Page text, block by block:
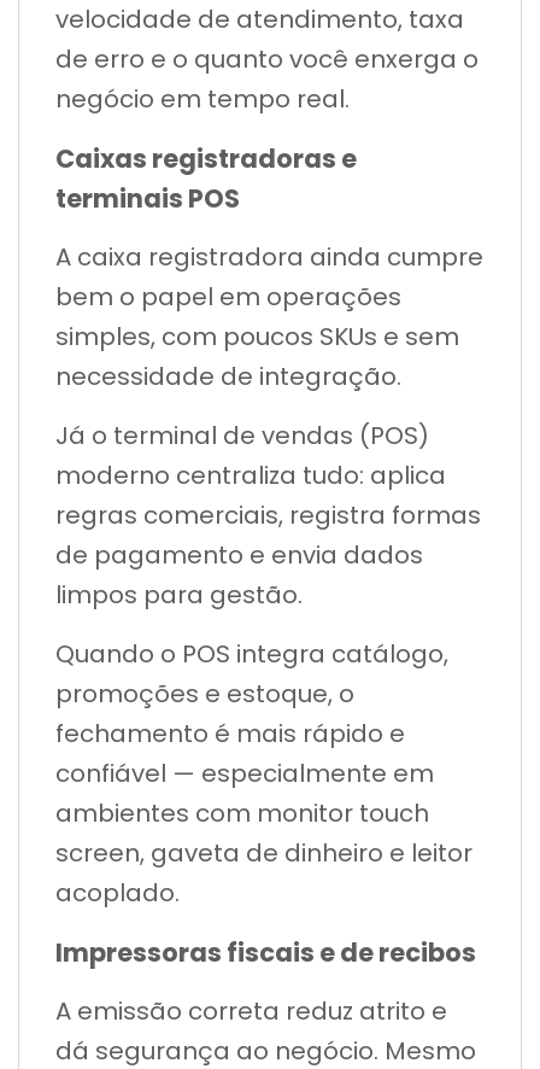
velocidade de atendimento, taxa
de erro e o quanto você enxerga o
negócio em tempo real.
Caixas registradoras e
terminais POS
A caixa registradora ainda cumpre
bem o papel em operações
simples, com poucos SKUs e sem
necessidade de integração.
Já o terminal de vendas (POS)
moderno centraliza tudo: aplica
regras comerciais, registra formas
de pagamento e envia dados
limpos para gestão.
Quando o POS integra catálogo,
promoções e estoque, o
fechamento é mais rápido e
confiável — especialmente em
ambientes com monitor touch
screen, gaveta de dinheiro e leitor
acoplado.
Impressoras fiscais e de recibos
A emissão correta reduz atrito e
dá segurança ao negócio. Mesmo